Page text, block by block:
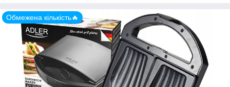
Обмежена кількість🔥